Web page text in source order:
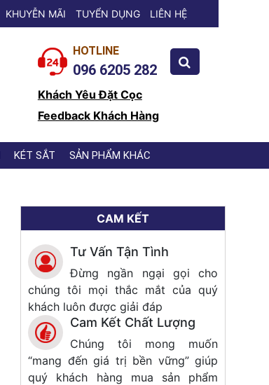
KHUYỄN MÃI TUYỂN DỤNG LIÊN HỆ
HOTLINE
096 6205 282
Khách Yêu Đặt Cọc
Feedback Khách Hàng
KÉT SẮT SẢN PHẨM KHÁC
CAM KẾT
Tư Vấn Tận Tình
Đừng ngần ngại gọi cho
chúng tôi mọi thắc mắt của quý
khách luôn được giải đáp
Cam Kết Chất Lượng
Chúng tôi mong muốn
“mang đến giá trị bền vững” giúp
quý khách hàng mua sản phẩm